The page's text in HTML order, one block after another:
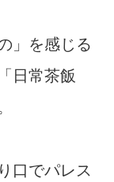
」を感じる
日常茶飯
口でパレス